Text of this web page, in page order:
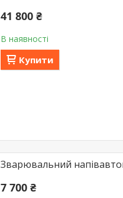
41 800 ₴
В наявності
Купити
Зварювальний
7 700 ₴